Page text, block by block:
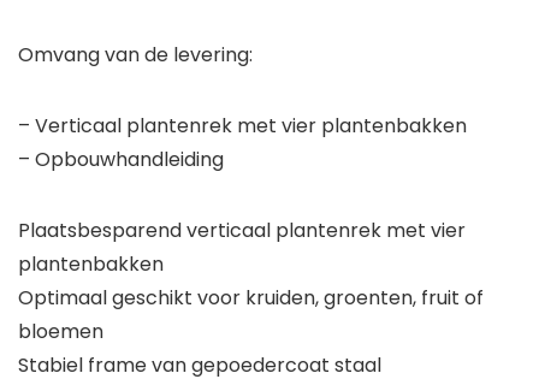
Omvang van de levering:
– Verticaal plantenrek met vier plantenbakken
– Opbouwhandleiding
Plaatsbesparend verticaal plantenrek met vier
plantenbakken
Optimaal geschikt voor kruiden, groenten, fruit of
bloemen
Stabiel frame van gepoedercoat staal